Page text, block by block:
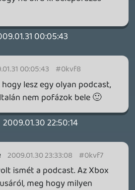
TESZT
és egy realisztikus
első pillantásra minden
EZ TÖRTÉNT SZERDÁN
Path, Moonlighter 2: The
Ascension.